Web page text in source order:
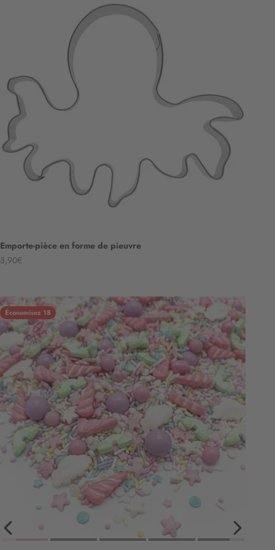
Emporte-pièce en forme de pieuvre
Angebot
3,90€
Économisez 18